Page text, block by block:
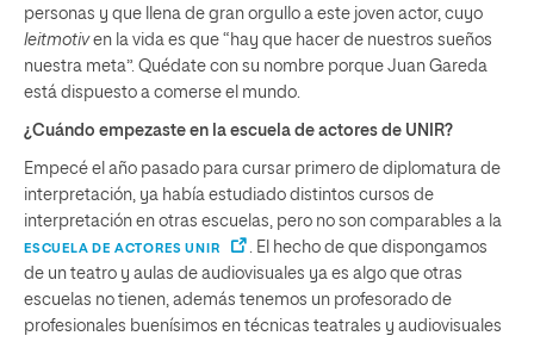
personas y que llena de gran orgullo a este joven actor, cuyo
leitmotiven la vida es que “hay que hacer de nuestros sueños
nuestra meta”. Quédate con su nombre porque Juan Gareda
está dispuesto a comerse el mundo.
¿Cuándo empezaste en la escuela de actores de UNIR?
Empecé el año pasado para cursar primero de diplomatura de
interpretación, ya había estudiado distintos cursos de
interpretación en otras escuelas, pero no son comparables a la
ESCUELA DE ACTORES UNIR
. El hecho de que dispongamos
de un teatro y aulas de audiovisuales ya es algo que otras
escuelas no tienen, además tenemos un profesorado de
profesionales buenísimos en técnicas teatrales y audiovisuales